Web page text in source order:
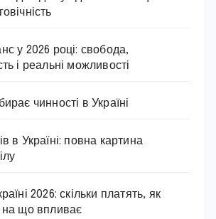
у 2026 році: свобода,
і реальні можливості
чинності в Україні
в Україні: повна картина
2026: скільки платять, як
на що впливає